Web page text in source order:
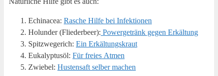
Echinacea: Rasche Hil­fe bei Infektionen
Holun­der (Flie­der­beer): Power­ge­tränk gegen Erkältung
Spitz­we­ge­rich: Ein Erkäl­tungs­kraut
Euka­lyp­tus­öl: Für frei­es Atmen
Zwie­bel: Hus­ten­saft sel­ber machen